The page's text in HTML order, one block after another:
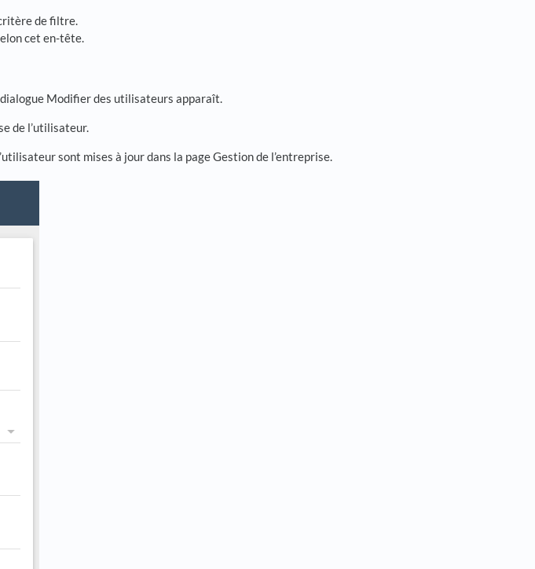
de filtre.
cet en-tête.
Modifier des utilisateurs apparaît.
de l’utilisateur.
sont mises à jour dans la page Gestion de l’entreprise.